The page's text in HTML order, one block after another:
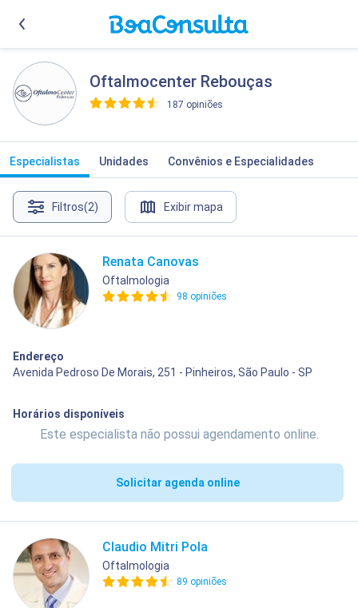
Oftalmocenter Rebouças
187 opiniões
Especialistas Unidades Convênios e Especialidades
Filtros(2) Exibir mapa
Renata Canovas
Oftalmologia
98 opiniões
Endereço
Avenida Pedroso De Morais, 251 - Pinheiros, São Paulo - SP
Horários disponíveis
Este especialista não possui agendamento online.
Solicitar agenda online
Claudio Mitri Pola
Oftalmologia
89 opiniões